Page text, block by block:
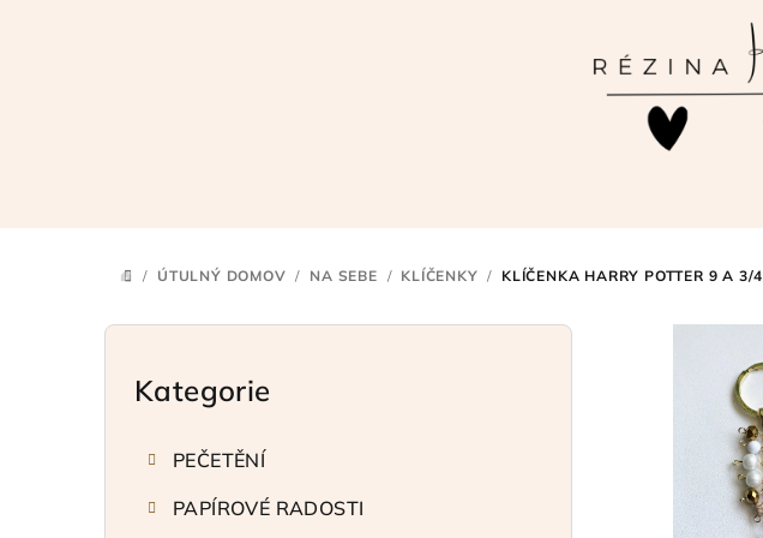
DOMŮ
/ ÚTULNÝ DOMOV / NA SEBE / KLÍČENKY / KLÍČENKA HARRY POTTER 9 A 3/4
P
Přeskočit
kategorie
Kategorie
PEČETĚNÍ
PAPÍROVÉ RADOSTI